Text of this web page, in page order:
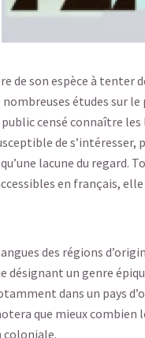
de son espèce à
études
censé connaître
de
lacune du
en français,
des régions
désignant un genre
dans un pays
que mieux
coloniale.